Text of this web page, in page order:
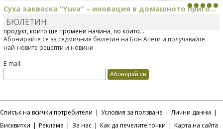
Суха закваска "Yuva" – иновация в домашното приго...
Отскоро Лесафр България стартира предлагането на изцяло нов
продукт, който ще промени начина, по който...
БЮЛЕТИН
Абонирайте се за седмичния бюлетин на Бон Апети и получавайте
най-новите рецепти и новини
E-mail:
Списък на всички потребители | Условия за ползване | Лични данни |
Бисквитки | Реклама | За нас | Как да печелите точки | Карта на сайта